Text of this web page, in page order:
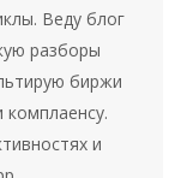
Веду блог
разборы
биржи
комплаенсу.
и